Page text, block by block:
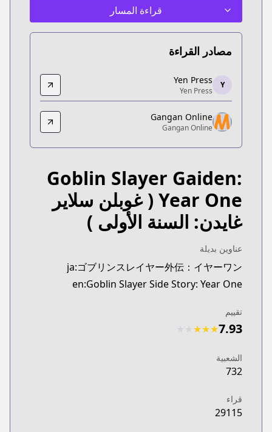
قراءة المسار
مصادر القراءة
Yen Press
Yen Press
series/goblin-slayer-side-story-year-one-manga
Gangan Online
Gangan Online
www.ganganonline.com/contents/goblinyo/
Y
Yen Press
Yen Press
Gangan Online
Gangan Online
Goblin Slayer Gaiden:
Year One ( غوبلن سلاير
غايدن: السنة الأولى )
عناوين بديلة
ja:ゴブリンスレイヤー外伝：イヤーワン
en:Goblin Slayer Side Story: Year One
تقييم
7.93
★
★
★
الشعبية
732
قراء
29115